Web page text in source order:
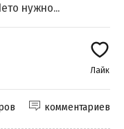
нужно...
Лайк
комментариев